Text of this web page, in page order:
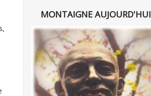
MONTAIGNE AUJOURD'HUI